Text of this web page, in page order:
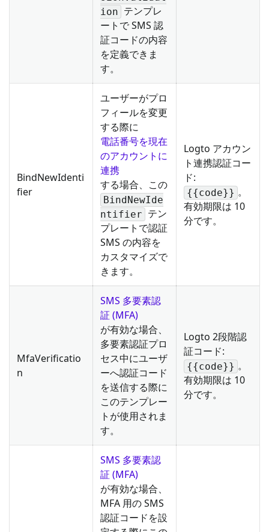
ion テンプレ
ートで SMS 認
証コードの内容
を定義できま
す。
BindNewIdenti
fier
ユーザーがプロ
フィールを変更
する際に
電話番号を現在
のアカウントに
連携
する場合、この
BindNewIde
ntifier テン
プレートで認証
SMS の内容を
カスタマイズで
きます。
Logto アカウン
ト連携認証コー
ド:
{{code}} 。
有効期限は 10
分です。
MfaVerificatio
n
SMS 多要素認
証 (MFA)
が有効な場合、
多要素認証プロ
セス中にユーザ
ーへ認証コード
を送信する際に
このテンプレー
トが使用されま
す。
Logto 2段階認
証コード:
{{code}} 。
有効期限は 10
分です。
SMS 多要素認
証 (MFA)
が有効な場合、
MFA 用の SMS
認証コードを設